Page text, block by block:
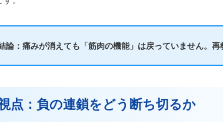
論：痛みが消えても「筋肉の機能」は戻っていません。再
点：負の連鎖をどう断ち切るか